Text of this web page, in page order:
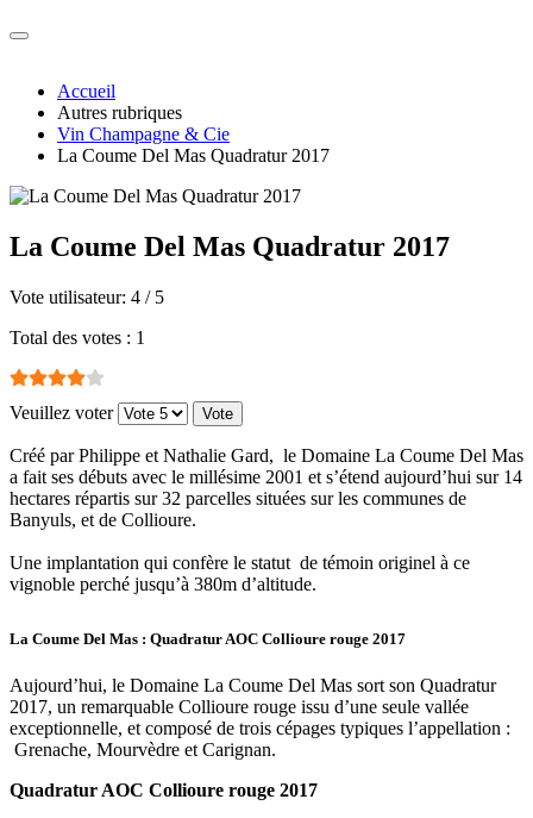
Accueil
Autres rubriques
Vin Champagne & Cie
La Coume Del Mas Quadratur 2017
La Coume Del Mas Quadratur 2017
Vote utilisateur: 4 / 5
Total des votes : 1
Veuillez voter
Créé par Philippe et Nathalie Gard, le Domaine La Coume Del Mas
a fait ses débuts avec le millésime 2001 et s’étend aujourd’hui sur 14
hectares répartis sur 32 parcelles situées sur les communes de
Banyuls, et de Collioure.
Une implantation qui confère le statut de témoin originel à ce
vignoble perché jusqu’à 380m d’altitude.
La Coume Del Mas : Quadratur AOC Collioure rouge 2017
Aujourd’hui, le Domaine La Coume Del Mas sort son Quadratur
2017, un remarquable Collioure rouge issu d’une seule vallée
exceptionnelle, et composé de trois cépages typiques l’appellation :
Grenache, Mourvèdre et Carignan.
Quadratur AOC Collioure rouge 2017